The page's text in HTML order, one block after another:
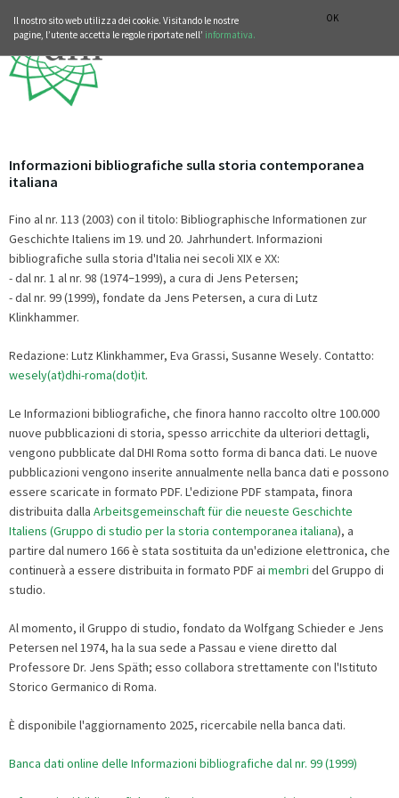
OK
Il nostro sito web utilizza dei cookie. Visitando le nostre
pagine, l’utente accetta le regole riportate nell’ informativa.
Informazioni bibliografiche sulla storia contemporanea
italiana
Fino al nr. 113 (2003) con il titolo: Bibliographische Informationen zur
Geschichte Italiens im 19. und 20. Jahrhundert. Informazioni
bibliografiche sulla storia d'Italia nei secoli XIX e XX:
- dal nr. 1 al nr. 98 (1974–1999), a cura di Jens Petersen;
- dal nr. 99 (1999), fondate da Jens Petersen, a cura di Lutz
Klinkhammer.
Redazione: Lutz Klinkhammer, Eva Grassi, Susanne Wesely. Contatto:
wesely(at)dhi-roma(dot)it.
Le Informazioni bibliografiche, che finora hanno raccolto oltre 100.000
nuove pubblicazioni di storia, spesso arricchite da ulteriori dettagli,
vengono pubblicate dal DHI Roma sotto forma di banca dati. Le nuove
pubblicazioni vengono inserite annualmente nella banca dati e possono
essere scaricate in formato PDF. L'edizione PDF stampata, finora
distribuita dalla Arbeitsgemeinschaft für die neueste Geschichte
Italiens (Gruppo di studio per la storia contemporanea italiana), a
partire dal numero 166 è stata sostituita da un'edizione elettronica, che
continuerà a essere distribuita in formato PDF ai membri del Gruppo di
studio.
Al momento, il Gruppo di studio, fondato da Wolfgang Schieder e Jens
Petersen nel 1974, ha la sua sede a Passau e viene diretto dal
Professore Dr. Jens Späth; esso collabora strettamente con l'Istituto
Storico Germanico di Roma.
È disponibile l'aggiornamento 2025, ricercabile nella banca dati.
Banca dati online delle Informazioni bibliografiche dal nr. 99 (1999)